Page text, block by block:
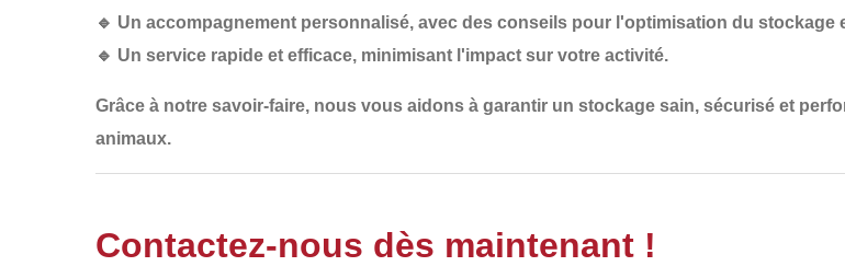
🔹 Un accompagnement personnalisé, avec des conseils pour l'optimisation du stockage
🔹 Un service rapide et efficace, minimisant l'impact sur votre activité.
Grâce à notre savoir-faire, nous vous aidons à garantir un stockage sain, sécurisé et
animaux.
Contactez-nous dès maintenant !